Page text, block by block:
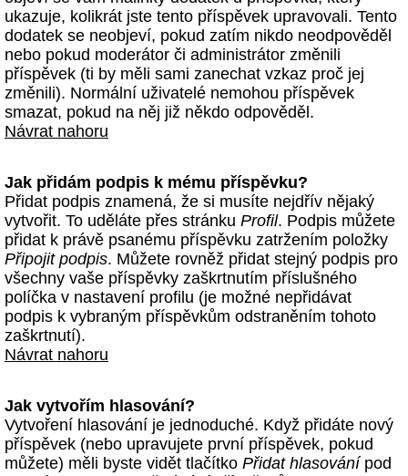
ukazuje, kolikrát jste tento příspěvek upravovali. Tento
dodatek se neobjeví, pokud zatím nikdo neodpověděl
nebo pokud moderátor či administrátor změnili
příspěvek (ti by měli sami zanechat vzkaz proč jej
změnili). Normální uživatelé nemohou příspěvek
smazat, pokud na něj již někdo odpověděl.
Návrat nahoru
Jak přidám podpis k mému příspěvku?
Přidat podpis znamená, že si musíte nejdřív nějaký
vytvořit. To uděláte přes stránku Profil. Podpis můžete
přidat k právě psanému příspěvku zatržením položky
Připojit podpis. Můžete rovněž přidat stejný podpis pro
všechny vaše příspěvky zaškrtnutím příslušného
políčka v nastavení profilu (je možné nepřidávat
podpis k vybraným příspěvkům odstraněním tohoto
zaškrtnutí).
Návrat nahoru
Jak vytvořím hlasování?
Vytvoření hlasování je jednoduché. Když přidáte nový
příspěvek (nebo upravujete první příspěvek, pokud
můžete) měli byste vidět tlačítko Přidat hlasovánípod